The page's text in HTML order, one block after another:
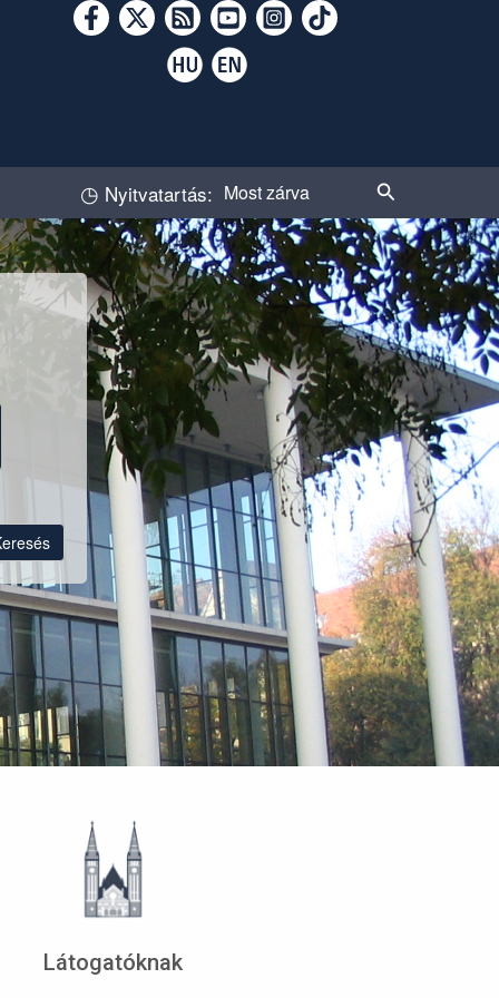
◷ Nyitvatartás: Most zárva Keresés
Látogatóknak